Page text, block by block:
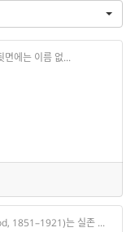
면에는 이름 없...
1851–1921)는 실존 ...